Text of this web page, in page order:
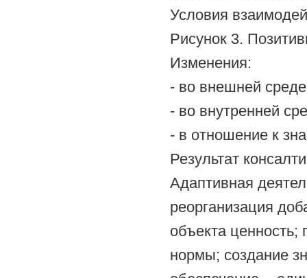
Условия
Рисунок 3.
Изменения:
- во внешней
- во внутренней
- в отношение к
Результат
Адаптивная
реорганизация
объекта ценность;
нормы; создание